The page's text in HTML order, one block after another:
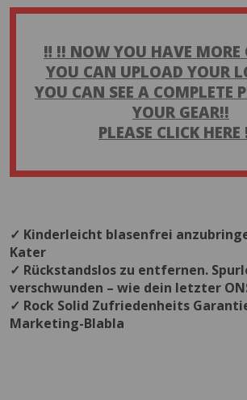
‼️ !! NOW YOU HAVE MORE
YOU CAN UPLOAD YOUR
YOU CAN SEE A COMPLETE
YOUR GEAR!!
PLEASE CLICK HERE
✓ Kinderleicht blasenfrei
Kater
✓ Rückstandslos zu entfernen.
verschwunden – wie dein letzter
✓ Rock Solid Zufriedenheits
Marketing-Blabla